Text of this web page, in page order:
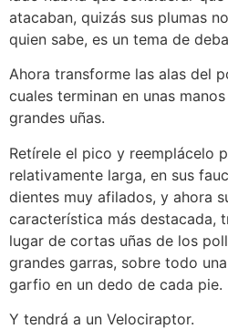
atacaban, quizás sus plumas
quien sabe, es un tema de
Ahora transforme las alas del
cuales terminan en unas
grandes uñas.
Retírele el pico y reemplácelo
relativamente larga, en sus
dientes muy afilados, y ahora
característica más destacada,
lugar de cortas uñas de los
grandes garras, sobre todo
garfio en un dedo de cada pie.
Y tendrá a un Velociraptor.